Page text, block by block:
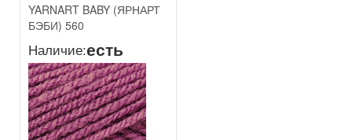
YARNART BABY (ЯРНАРТ
БЭБИ) 560
Наличие:есть